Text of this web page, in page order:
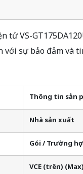
tử VS-
với sự bảo đảm và
Thông tin sản
Nhà sản xuất
Gói / Trường
VCE (trên)